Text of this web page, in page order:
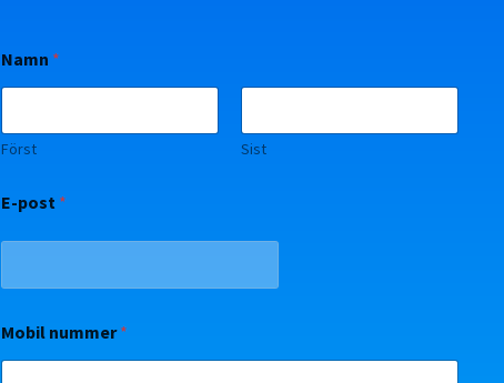
Namn *
Först Sist
E-post *
Mobil nummer*